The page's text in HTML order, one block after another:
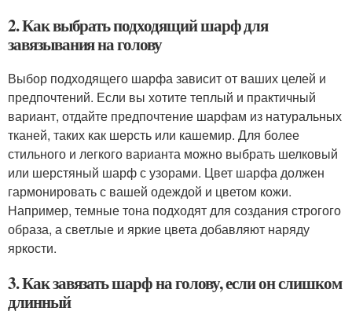
2. Как выбрать подходящий шарф для
завязывания на голову
Выбор подходящего шарфа зависит от ваших целей и
предпочтений. Если вы хотите теплый и практичный
вариант, отдайте предпочтение шарфам из натуральных
тканей, таких как шерсть или кашемир. Для более
стильного и легкого варианта можно выбрать шелковый
или шерстяный шарф с узорами. Цвет шарфа должен
гармонировать с вашей одеждой и цветом кожи.
Например, темные тона подходят для создания строгого
образа, а светлые и яркие цвета добавляют наряду
яркости.
3. Как завязать шарф на голову, если он слишком
длинный